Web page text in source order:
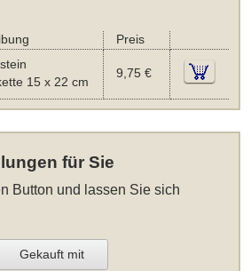
Preis
15 x 22 cm
9,75 €
für Sie
Button und lassen Sie sich
Gekauft mit